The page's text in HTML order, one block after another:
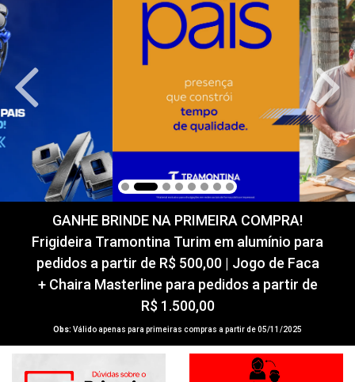
GANHE BRINDE NA PRIMEIRA COMPRA!
Frigideira Tramontina Turim em alumínio para
pedidos a partir de R$ 500,00 | Jogo de Faca
+ Chaira Masterline para pedidos a partir de
R$ 1.500,00
Obs: Válido apenas para primeiras compras a partir de 05/11/2025